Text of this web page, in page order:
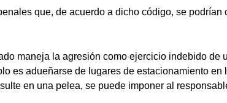
que, de acuerdo a dicho código, se podrían
maneja la agresión como ejercicio indebido de
es adueñarse de lugares de estacionamiento en
en una pelea, se puede imponer al